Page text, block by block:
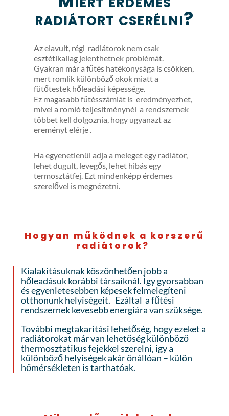
radiátort cserélni?
Az elavult, régi radiátorok nem csak
esztétikailag jelenthetnek problémát.
Gyakran már a fűtés hatékonysága is csökken,
mert romlik különböző okok miatt a
fütőtestek hőleadási képessége.
Ez magasabb fűtésszámlát is eredményezhet,
mivel a romló teljesítménynél a rendszernek
többet kell dolgoznia, hogy ugyanazt az
ereményt elérje .
Ha egyenetlenül adja a meleget egy radiátor,
lehet dugult, levegős, lehet hibás egy
termosztátfej. Ezt mindenképp érdemes
szerelővel is megnézetni.
Hogyan működnek a korszerű
radiátorok?
Kialakításuknak köszönhetően jobb a
hőleadásuk korábbi társaiknál. Így gyorsabban
és egyenletesebben képesek felmelegíteni
otthonunk helyiségeit. Ezáltal a fűtési
rendszernek kevesebb energiára van szüksége.
További megtakarítási lehetőség, hogy ezeket a
radiátorokat már van lehetőség különböző
thermosztatikus fejekkel szerelni, így a
különböző helyiségek akár önállóan – külön
hőmérsékleten is tarthatóak.